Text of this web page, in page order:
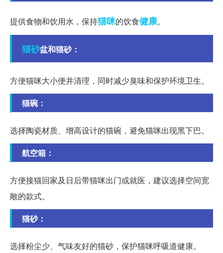
提供食物和饮用水，保持猫咪的饮食健康。
猫砂盆和猫砂：
方便猫咪大小便并清理，同时减少臭味和保护环境卫生。
猫碗：
选择陶瓷材质、增高设计的猫碗，避免猫咪出现黑下巴。
航空箱：
方便接猫回家及日后带猫咪出门或就医，建议选择空间宽
敞的款式。
猫砂：
选择粉尘少、气味友好的猫砂，保护猫咪呼吸道健康。